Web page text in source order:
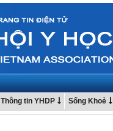
Thông tin YHDP Sống Khoẻ